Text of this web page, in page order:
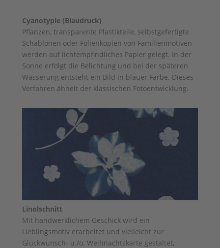
Cyanotypie (Blaudruck)
Pflanzen, transparente Plastikteile, selbstgefertigte
Schablonen oder Folienkopien von Familienmotiven
werden auf lichtempfindliches Papier gelegt. In der
Sonne erfolgt die Belichtung und bei der späteren
Wässerung entsteht ein Bild in blauer Farbe. Dieses
Verfahren ähnelt der klassischen Fotoentwicklung.
Linolschnitt
Mit handwerklichem Geschick wird ein
Lieblingsmotiv erarbeitet und vielleicht zur
Glückwunsch- u./o. Weihnachtskarte gestaltet,